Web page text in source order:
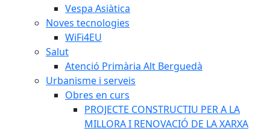
Vespa Asiàtica
Noves tecnologies
WiFi4EU
Salut
Atenció Primària Alt Berguedà
Urbanisme i serveis
Obres en curs
PROJECTE CONSTRUCTIU PER A LA
MILLORA I RENOVACIÓ DE LA XARXA